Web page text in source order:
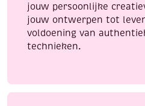
jouw persoonlijke
jouw ontwerpen tot
voldoening van
technieken.